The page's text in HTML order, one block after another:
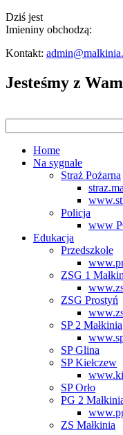
Dziś jest
Imieniny obchodzą:
Kontakt:
Jesteśmy z
Home
Na sygnale
Straż Pożarna
Policja
www
Edukacja
Przedszkole
ZSG 1
ZSG Prostyń
SP 2 Małkinia
SP Glina
SP Kiełczew
SP Orło
PG 2
ZS Małkinia